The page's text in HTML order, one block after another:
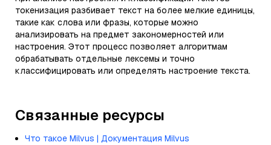
токенизация разбивает текст на более мелкие единицы,
такие как слова или фразы, которые можно
анализировать на предмет закономерностей или
настроения. Этот процесс позволяет алгоритмам
обрабатывать отдельные лексемы и точно
классифицировать или определять настроение текста.
Связанные ресурсы
Что такое Milvus | Документация Milvus